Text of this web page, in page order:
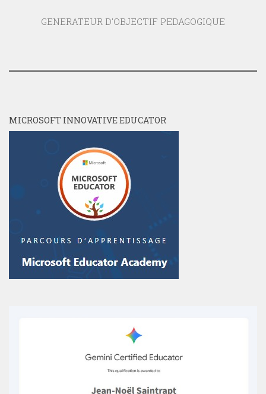
GENERATEUR D'OBJECTIF PEDAGOGIQUE
MICROSOFT INNOVATIVE EDUCATOR